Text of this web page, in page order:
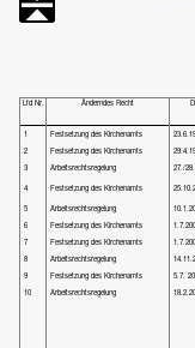
Lfd Nr. Änderndes Recht
1
Festsetzung des Kirchenamts
2
Festsetzung des Kirchenamts
3
Arbeitsrechtsregelung 27./
4
Festsetzung des Kirchenamts
5
Arbeitsrechtsregelung
6
Festsetzung des Kirchenamts
7
Festsetzung des Kirchenamts
8
Arbeitsrechtsregelung
9
Festsetzung des Kirchenamts 5.7.
10
Arbeitsrechtsregelung